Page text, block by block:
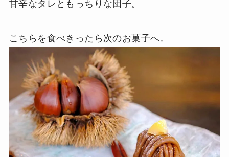
甘辛なタレともっちりな団子。
こちらを食べきったら次のお菓子へ↓